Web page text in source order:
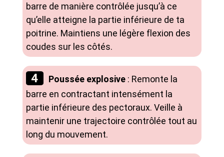
barre de manière contrôlée jusqu’à ce
qu’elle atteigne la partie inférieure de ta
poitrine. Maintiens une légère flexion des
coudes sur les côtés.
Poussée explosive : Remonte la
barre en contractant intensément la
partie inférieure des pectoraux. Veille à
maintenir une trajectoire contrôlée tout au
long du mouvement.